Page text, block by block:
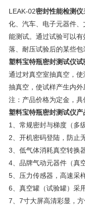
LEAK-02密封性能检测仪
化、汽车、电子元器件
能测试。通过试验可以
落、耐压试验后的某些
塑料宝特瓶密封测试仪试
通过对真空室抽真空，
抽真空，使试样产生内
注：产品价格为定金，
塑料宝特瓶密封测试仪产
1、常规密封与梯度（多
2、开机密码登陆，防止
3、低气体消耗真空转换
4、品牌气动元器件（真
5、压力传感器，高速采
6、真空罐（试验罐）采
7、7寸大屏高清彩显，